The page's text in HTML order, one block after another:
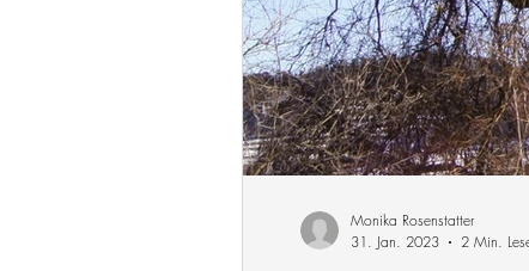
Monika Rosenstatter
31. Jan. 2023
2 Min.